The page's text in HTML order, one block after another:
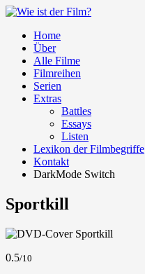
Home
Über
Alle Filme
Filmreihen
Serien
Extras
Battles
Essays
Listen
Lexikon der Filmbegriffe
Kontakt
DarkMode Switch
Sportkill
0.5/10